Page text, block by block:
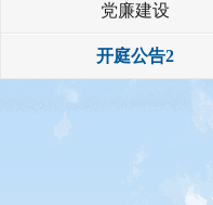
党廉建设
开庭公告2